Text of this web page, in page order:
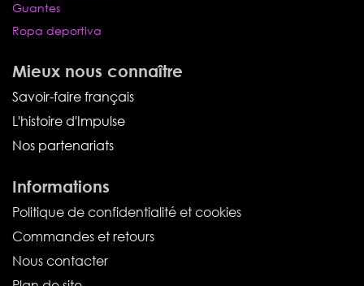
Guantes
Ropa deportiva
Mieux nous connaître
Savoir-faire français
L'histoire d'Impulse
Nos partenariats
Informations
Politique de confidentialité et cookies
Commandes et retours
Nous contacter